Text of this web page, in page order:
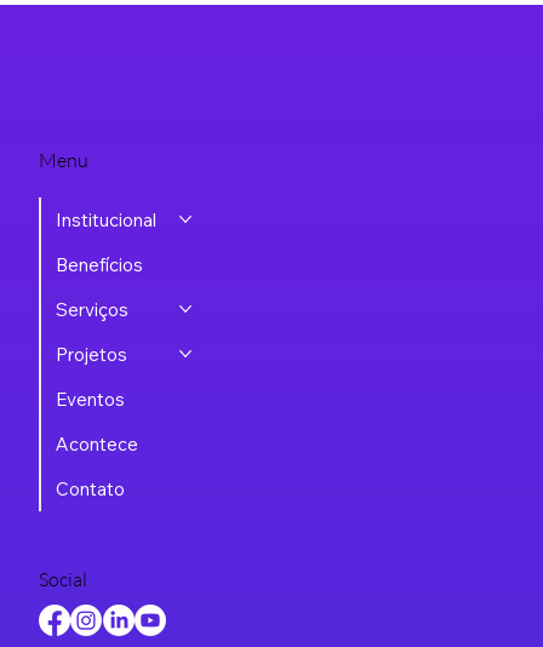
Menu
Institucional
Benefícios
Serviços
Projetos
Eventos
Acontece
Contato
Social